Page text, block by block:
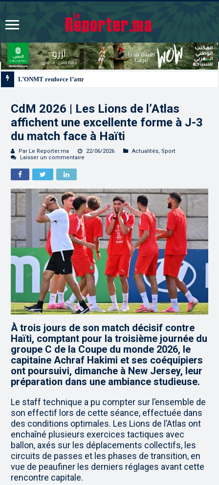
CdM 2026 | Les Lions de l’Atlas
affichent une excellente forme à J-3
du match face à Haïti
Par Le Reporter.ma 22/06/2026 Actualités, Sport
Laisser un commentaire
À trois jours de son match décisif contre
Haïti, comptant pour la troisième journée du
groupe C de la Coupe du monde 2026, le
capitaine Achraf Hakimi et ses coéquipiers
ont poursuivi, dimanche à New Jersey, leur
préparation dans une ambiance studieuse.
Le staff technique a pu compter sur l’ensemble de
son effectif lors de cette séance, effectuée dans
des conditions optimales. Les Lions de l’Atlas ont
enchaîné plusieurs exercices tactiques avec
ballon, axés sur les déplacements collectifs, les
circuits de passes et les phases de transition, en
vue de peaufiner les derniers réglages avant cette
rencontre capitale.